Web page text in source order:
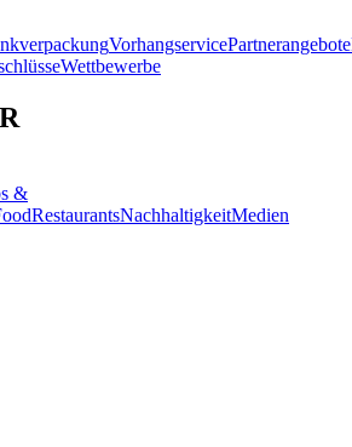
VorhangservicePartnerangebote
Wettbewerbe
&
RestaurantsNachhaltigkeitMedien